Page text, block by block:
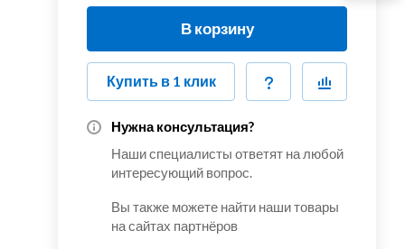
В корзину
Купить в 1 клик
Нужна консультация?
Наши специалисты ответят на любой
интересующий вопрос.
Вы также можете найти наши товары
на сайтах партнёров